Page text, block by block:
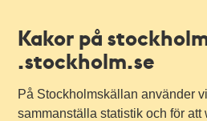
Kakor på
.stockholm.se
På Stockholmskällan använder
sammanställa statistik och för att